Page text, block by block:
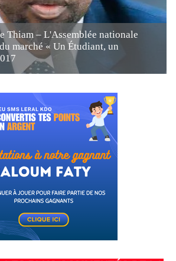
Thiam – L'Assemblée nationale
marché « Un Étudiant, un